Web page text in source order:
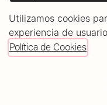
Utilizamos cookies
experiencia de
Política de Cookies